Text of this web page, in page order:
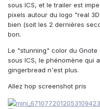
sous ICS, et le trailer est
pixels autour du logo "real
bien (soit les 2 dernières
bon.
Le "stunning" color du
sous ICS, le phénomène qui
gingerbread n'est plus.
Allez hop screenshot pris